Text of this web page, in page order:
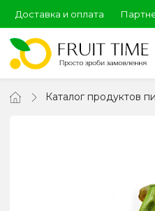
Доставка и оплата
Каталог продуктов